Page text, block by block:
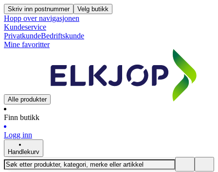
Skriv inn postnummer Velg butikk
Hopp over navigasjonen
Kundeservice
PrivatkundeBedriftskunde
Mine favoritter
Alle produkter
Finn butikk
Logg inn
Handlekurv